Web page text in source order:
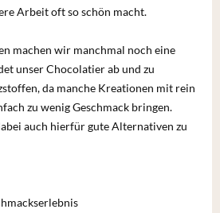
Arbeit oft so schön macht.
machen wir manchmal noch eine
unser Chocolatier ab und zu
da manche Kreationen mit rein
zu wenig Geschmack bringen.
auch hierfür gute Alternativen zu